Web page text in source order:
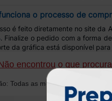
o processo de
é feito diretamente no site da
. Finalize o pedido com a forma
da gráfica está disponível
encontrou o que
Todas as mensagens serão